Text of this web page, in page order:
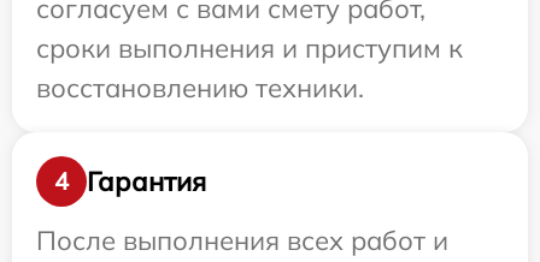
согласуем с вами смету работ,
сроки выполнения и приступим к
восстановлению техники.
4
Гарантия
После выполнения всех работ и